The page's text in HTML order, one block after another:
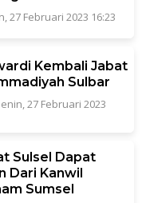
27 Februari 2023 16:23
Kembali Jabat
Sulbar
27 Februari 2023
Sulsel Dapat
Dari Kanwil
Sumsel